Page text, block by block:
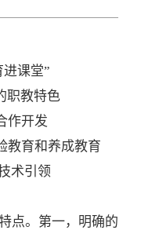
进课堂”
职教特色
作开发
教育和养成教育
术引领
点。第一，明确的